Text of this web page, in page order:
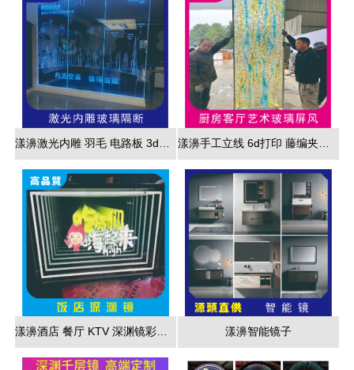
漾濞激光内雕 羽毛 电路板 3d效果展现 漾濞手工立线 6d打印 藤编夹胶 新款 厂家直销
漾濞酒店 餐厅 KTV 深渊镜彩色跑马灯 漾濞智能镜子